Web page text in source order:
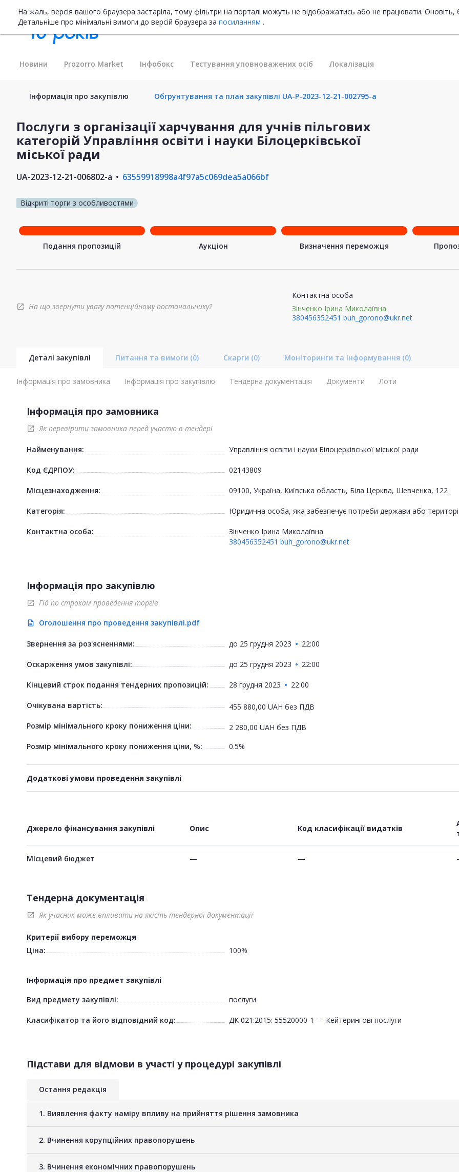
На жаль, версія вашого браузера застаріла, тому фільтри на порталі можуть не відображатись або не працювати.
Детальніше про мінімальні вимоги до версій браузера за посиланням .
Новини Prozorro Market Інфобокс Тестування уповноважених осіб Локалізація
Інформація про закупівлю Обгрунтування та план закупівлі UA-P-2023-12-21-002795-a
Послуги з організації харчування для учнів пільгових
категорій Управління освіти і науки Білоцерківської
міської ради
UA-2023-12-21-006802-a 63559918998a4f97a5c069dea5a066bf
Відкриті торги з особливостями
Подання пропозицій Аукціон Визначення переможця
open_in_new На що звернути увагу потенційному постачальнику?
Контактна особа
Зінченко Ірина Миколаївна
380456352451 buh_gorono@ukr.net
Деталі закупівлі Питання та вимоги (0) Скарги (0) Моніторинги та інформування (0)
Інформація про замовника Інформація про закупівлю Тендерна документація Документи Лоти
Інформація про замовника
open_in_new Як перевірити замовника перед участю в тендері
Найменування: Управління освіти і науки Білоцерківської міської ради
Код ЄДРПОУ: 02143809
Місцезнаходження: 09100, Україна, Київська область, Біла Церква, Шевченка, 122
Категорія: Юридична особа, яка забезпечує потреби держави або
Контактна особа:
Зінченко Ірина Миколаївна
380456352451 buh_gorono@ukr.net
Інформація про закупівлю
open_in_new Гід по строкам проведення торгів
description Оголошення про проведення закупівлі.pdf
Звернення за роз'ясненнями: до 25 грудня 2023 22:00
Оскарження умов закупівлі: до 25 грудня 2023 22:00
Кінцевий строк подання тендерних пропозицій: 28 грудня 2023 22:00
Очікувана вартість: 455 880,00 UAH без ПДВ
Розмір мінімального кроку пониження ціни:
2 280,00 UAH без ПДВ
Розмір мінімального кроку пониження ціни, %:
0.5%
Додаткові умови проведення закупівлі
Джерело фінансування закупівлі Опис Код класифікації видатків
Місцевий бюджет — —
Тендерна документація
open_in_new Як учасник може впливати на якість тендерної документації
Критерії вибору переможця
Ціна:
100%
Інформація про предмет закупівлі
Вид предмету закупівлі:
послуги
Класифікатор та його відповідний код: ДК 021:2015: 55520000-1 — Кейтерингові послуги
Підстави для відмови в участі у процедурі закупівлі
Остання редакція
1. Виявлення факту наміру впливу на прийняття рішення замовника
2. Вчинення корупційних правопорушень
3. Вчинення економічних правопорушень